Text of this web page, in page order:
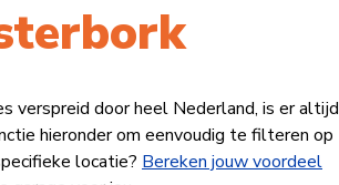
verspreid door heel Nederland, is er altijd
hieronder om eenvoudig te filteren op
locatie? Bereken jouw voordeel